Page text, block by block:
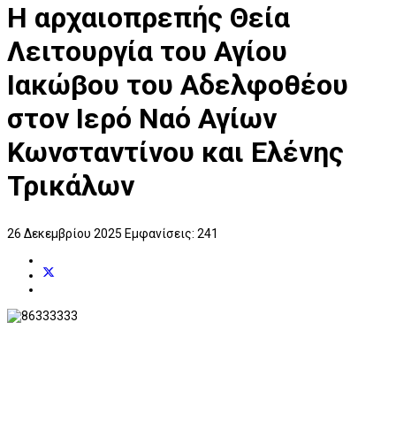
Η αρχαιοπρεπής Θεία
Λειτουργία του Αγίου
Ιακώβου του Αδελφοθέου
στον Ιερό Ναό Αγίων
Κωνσταντίνου και Ελένης
Τρικάλων
26 Δεκεμβρίου 2025 Εμφανίσεις: 241